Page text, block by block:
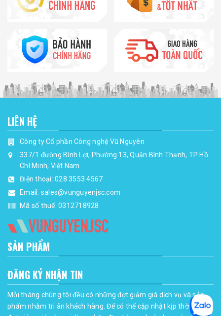
LIÊN HỆ
Công ty Cổ phần Công nghệ Vũ Nguyên
337/1 đường Bình Lợi, Phường 13, Quận Bình Thạnh, TP Hồ
Chí Minh, Việt Nam
Điện thoại: 028 3553 4567
Email: sales@vunguyenjsc.com
Mã số thuế: 0312718928
SẢN PHẨM
ĐĂNG KÝ NHẬN TIN
Mỗi tháng chúng tôi đều có những đợt giảm giá dịch vụ và sản
phẩm nhằm tri ân khách hàng. Để có thể cập nhật kịp thời những